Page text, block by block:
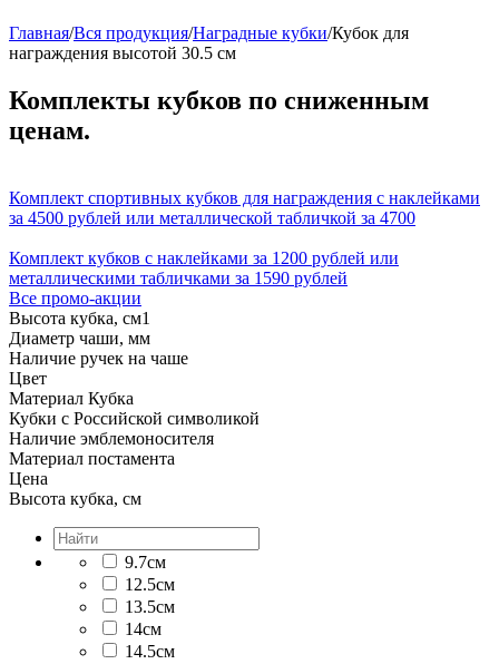
Главная/Вся продукция/Наградные кубки/Кубок для
награждения высотой 30.5 см
Комплекты кубков по сниженным
ценам.
Комплект спортивных кубков для награждения с наклейками
за 4500 рублей или металлической табличкой за 4700
Комплект кубков с наклейками за 1200 рублей или
металлическими табличками за 1590 рублей
Все промо-акции
Высота кубка, см1
Диаметр чаши, мм
Наличие ручек на чаше
Цвет
Материал Кубка
Кубки с Российской символикой
Наличие эмблемоносителя
Материал постамента
Цена
Высота кубка, см
9.7см
12.5см
13.5см
14см
14.5см